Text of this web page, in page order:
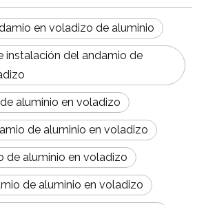
en voladizo de aluminio
instalación del andamio de
aluminio en voladizo
de aluminio en voladizo
de aluminio en voladizo
de aluminio en voladizo